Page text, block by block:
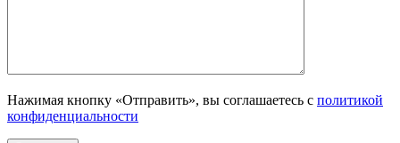
Нажимая кнопку «Отправить», вы соглашаетесь с политикой
конфиденциальности